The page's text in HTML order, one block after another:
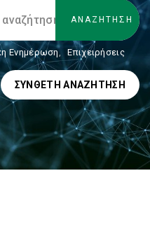
Ενημέρωση, Επιχειρήσεις
ΣΎΝΘΕΤΗ ΑΝΑΖΉΤΗΣΗ